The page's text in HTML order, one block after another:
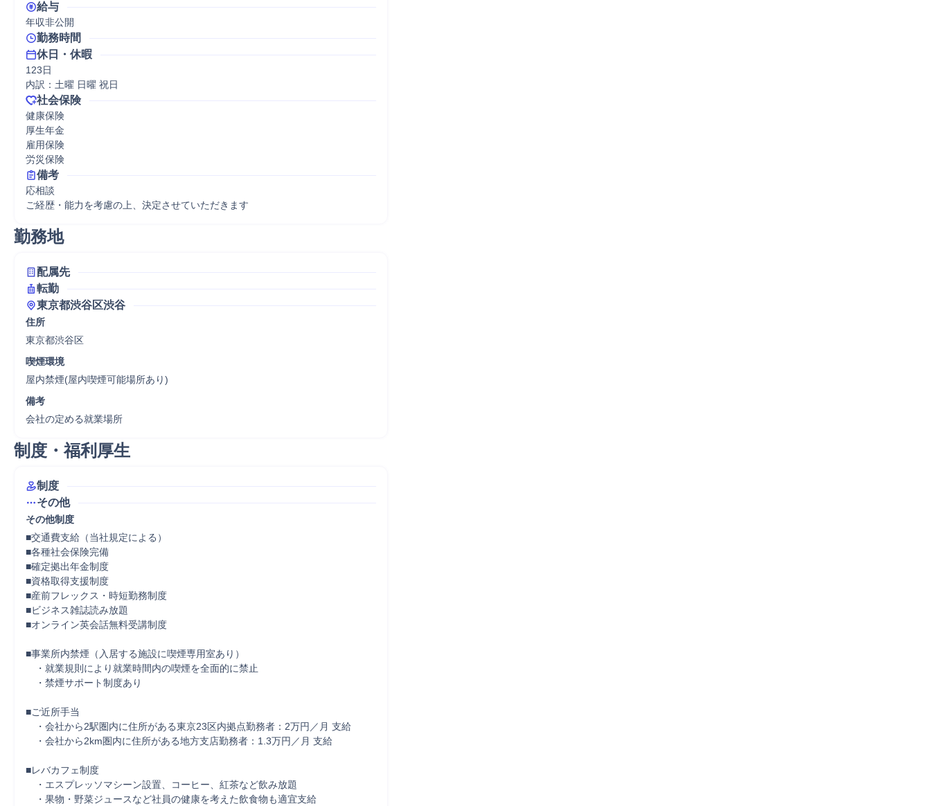
給与
年収非公開
勤務時間
休日・休暇
123日
内訳：土曜 日曜 祝日
社会保険
健康保険
厚生年金
雇用保険
労災保険
備考
応相談
ご経歴・能力を考慮の上、決定させていただきます
勤務地
配属先
転勤
東京都渋谷区渋谷
住所
東京都渋谷区
喫煙環境
屋内禁煙(屋内喫煙可能場所あり)
備考
会社の定める就業場所
制度・福利厚生
制度
その他
その他制度
■交通費支給（当社規定による）
■各種社会保険完備
■確定拠出年金制度
■資格取得支援制度
■産前フレックス・時短勤務制度
■ビジネス雑誌読み放題
■オンライン英会話無料受講制度
■事業所内禁煙（入居する施設に喫煙専用室あり）
・就業規則により就業時間内の喫煙を全面的に禁止
・禁煙サポート制度あり
■ご近所手当
・会社から2駅圏内に住所がある東京23区内拠点勤務者：2万円／月 支給
・会社から2km圏内に住所がある地方支店勤務者：1.3万円／月 支給
■レバカフェ制度
・エスプレッソマシーン設置、コーヒー、紅茶など飲み放題
・果物・野菜ジュースなど社員の健康を考えた飲食物も適宜支給